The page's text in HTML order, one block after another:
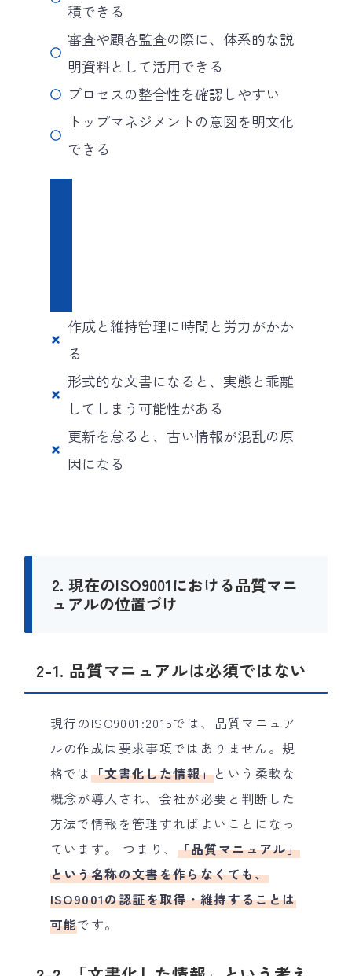
積できる
審査や顧客監査の際に、体系的な説
明資料として活用できる
プロセスの整合性を確認しやすい
トップマネジメントの意図を明文化
できる
作成と維持管理に時間と労力がかか
る
形式的な文書になると、実態と乖離
してしまう可能性がある
更新を怠ると、古い情報が混乱の原
因になる
2. 現在のISO9001における品質マニ
ュアルの位置づけ
2-1. 品質マニュアルは必須ではない
現行のISO9001:2015では、品質マニュア
ルの作成は要求事項ではありません。規
格では「文書化した情報」という柔軟な
概念が導入され、会社が必要と判断した
方法で情報を管理すればよいことになっ
ています。 つまり、 「品質マニュアル」
という名称の文書を作らなくても、
ISO9001の認証を取得・維持することは
可能です。